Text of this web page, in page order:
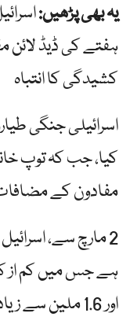
یہ بھی پڑھیں:
ہفتے کی ڈیڈ
کشیدگی کا انتباہ
اسرائیلی جنگی
کیا، جب کہ توپ
مفادون کے مضافات
2 مارچ سے،
اور 1.6 ملین